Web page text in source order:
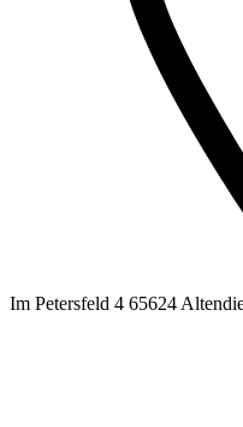
Im Petersfeld 4 65624